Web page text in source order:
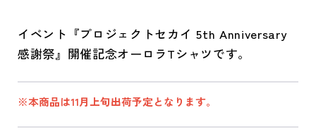
イベント『プロジェクトセカイ 5th Anniversary
感謝祭』開催記念オーロラTシャツです。
※本商品は11月上旬出荷予定となります。